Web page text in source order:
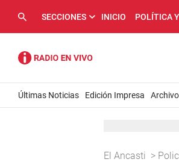
SECCIONES INICIO POLÍTICA
Últimas Noticias Edición Impresa Archivo
El Ancasti >